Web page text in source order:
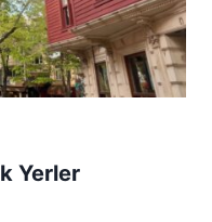
Yerler